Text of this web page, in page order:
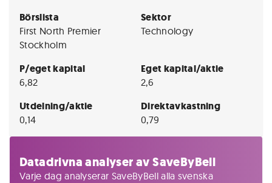
Börslista
First North Premier
Stockholm
Sektor
Technology
P/eget kapital
6,82
Eget kapital/aktie
2,6
Utdelning/aktie
0,14
Direktavkastning
0,79
Datadrivna analyser av SaveByBell
Varje dag analyserar SaveByBell alla svenska